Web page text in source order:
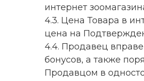
интернет
4.3. Цена Товара в
цена на
4.4. Продавец
бонусов, а также
Продавцом в